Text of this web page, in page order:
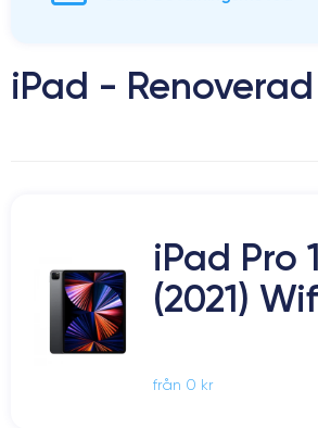
iPad -
iPad Pro
(2021)
från 0 kr